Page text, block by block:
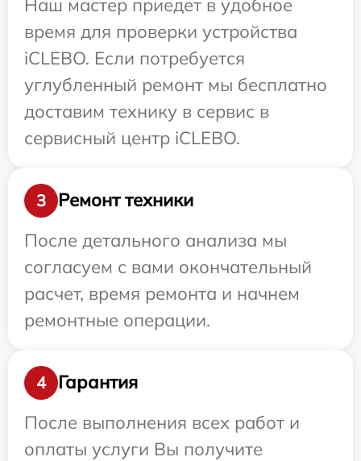
Наш мастер приедет в удобное
время для проверки устройства
iCLEBO. Если потребуется
углубленный ремонт мы бесплатно
доставим технику в сервис в
сервисный центр iCLEBO.
3
Ремонт техники
После детального анализа мы
согласуем с вами окончательный
расчет, время ремонта и начнем
ремонтные операции.
4
Гарантия
После выполнения всех работ и
оплаты услуги Вы получите